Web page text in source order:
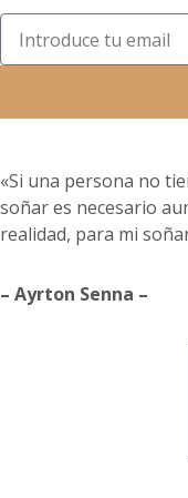
«Si una persona no
soñar es necesario
realidad, para mi
– Ayrton Senna –